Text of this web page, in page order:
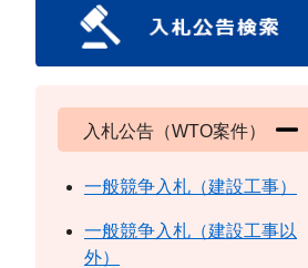
入札公告（WTO案件）
一般競争入札（建設工事）
一般競争入札（建設工事以
外）